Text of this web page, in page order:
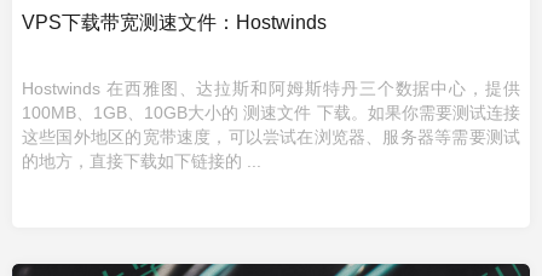
VPS下载带宽测速文件：Hostwinds
Hostwinds 在西雅图、达拉斯和阿姆斯特丹三个数据中心，提供
100MB、1GB、10GB大小的 测速文件 下载。如果你需要测试连接
这些国外地区的宽带速度，可以尝试在浏览器、服务器等需要测试
的地方，直接下载如下链接的 ...